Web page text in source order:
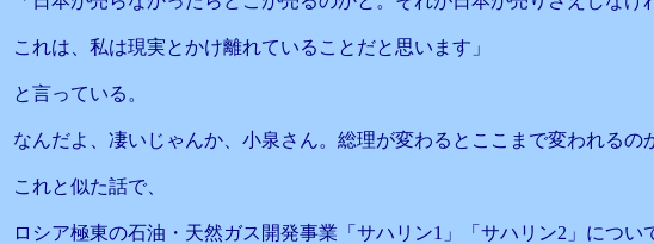
これは、私は現実とかけ離れていることだと思います」
と言っている。
なんだよ、凄いじゃんか、小泉さん。総理が変わるとここまで変われるの
これと似た話で、
ロシア極東の石油・天然ガス開発事業「サハリン1」「サハリン2」につい